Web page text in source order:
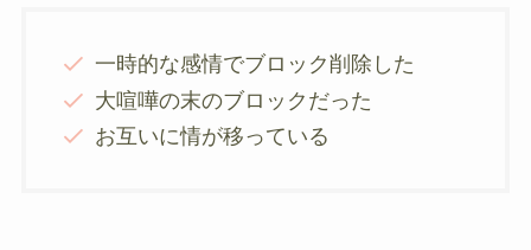
一時的な感情でブロック削除した
大喧嘩の末のブロックだった
お互いに情が移っている